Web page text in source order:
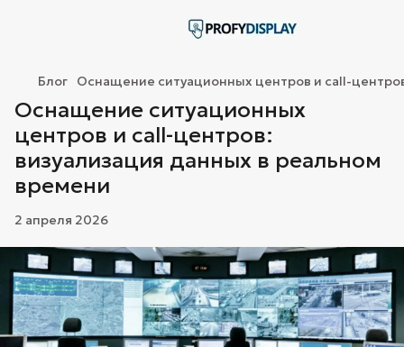
Блог Оснащение ситуационных центров и call-
Оснащение ситуационных
центров и call-центров:
визуализация данных в реальном
времени
2 апреля 2026